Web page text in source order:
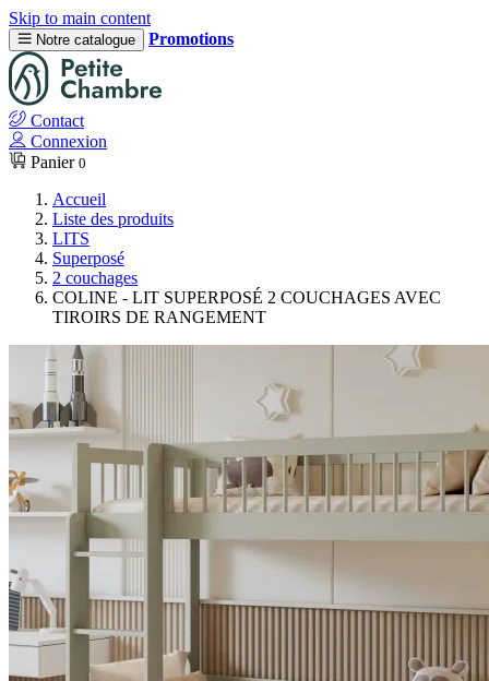
Skip to main content
Notre catalogue Promotions
Contact
Connexion
Panier 0
Accueil
Liste des produits
LITS
Superposé
2 couchages
COLINE - LIT SUPERPOSÉ 2 COUCHAGES AVEC
TIROIRS DE RANGEMENT